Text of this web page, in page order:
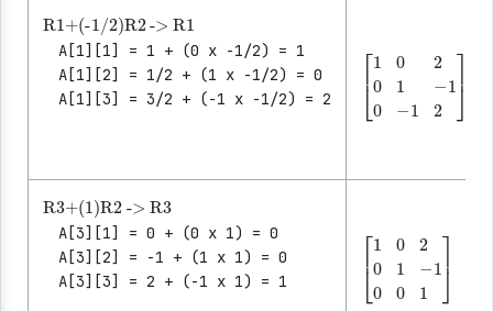
R1+(-1/2)R2
->R1
A[1][1] = 1 + (0 x -1/2) = 1
A[1][2] = 1/2 + (1 x -1/2) = 0
A[1][3] = 3/2 + (-1 x -1/2) = 2
[1 020
-10 -12
R3+(1)R2
->R3
A[3][1] = 0 + (0 x 1) = 0
A[3][2] = -1 + (1 x 1) = 0
A[3][3] = 2 + (-1 x 1) = 1
[1 02 1
-10 01